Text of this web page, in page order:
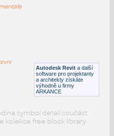
68 Functional Door
Transom Double
Autodesk Revit a další
software pro projektanty
a architekty získáte
výhodně u firmy
ARKANCE
symbol detail součást
kolekce free block library